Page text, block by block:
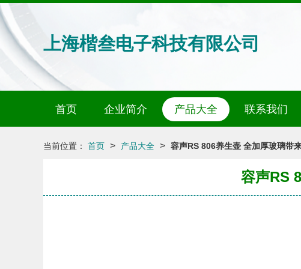
上海楷叁电子科技有限公司
首页 企业简介 产品大全 联系我们
当前位置： 首页 > 产品大全 > 容声RS 806养生壶 全加厚玻璃带
容声RS